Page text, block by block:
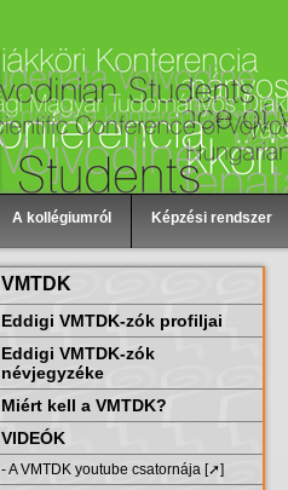
A kollégiumról Képzési rendszer
VMTDK
Eddigi VMTDK-zók profiljai
Eddigi VMTDK-zók
névjegyzéke
Miért kell a VMTDK?
VIDEÓK
- A VMTDK youtube csatornája [➚]